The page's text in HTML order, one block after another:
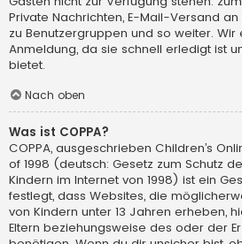
Private Nachrichten, E-Mail-Versand
zu Benutzergruppen und so weiter.
Anmeldung, da sie schnell erledigt ist
bietet.
Nach oben
Was ist COPPA?
COPPA, ausgeschrieben Children’s
of 1998 (deutsch: Gesetz zum Schutz
Kindern im Internet von 1998) ist ein
festlegt, dass Websites, die
von Kindern unter 13 Jahren erheben,
Eltern beziehungsweise des oder der